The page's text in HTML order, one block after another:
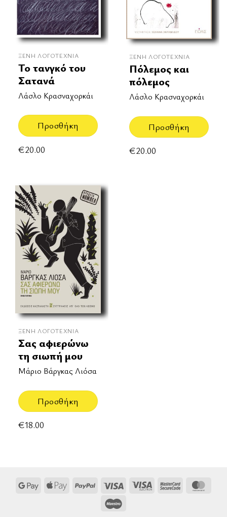
ΞΈΝΗ ΛΟΓΟΤΕΧΝΊΑ
Το τανγκό του
Σατανά
Λάσλο Κρασναχορκάι
Προσθήκη
€20.00
ΞΈΝΗ ΛΟΓΟΤΕΧΝΊΑ
Πόλεμος και
πόλεμος
Λάσλο Κρασναχορκάι
Προσθήκη
€20.00
ΞΈΝΗ ΛΟΓΟΤΕΧΝΊΑ
Σας αφιερώνω
τη σιωπή μου
Μάριο Βάργκας Λιόσα
Προσθήκη
€18.00
Google Apple
PayPal Visa
Visa
MasterCard